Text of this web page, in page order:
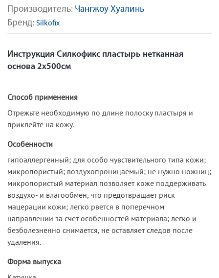
Производитель: Чангжоу Хуалинь
Бренд: Silkofix
Инструкция Силкофикс пластырь нетканная
основа 2x500см
Способ применения
Отрежьте необходимую по длине полоску пластыря и
приклейте на кожу.
Особенности
гипоаллергенный; для особо чувствительного типа кожи;
микропористый; воздухопроницаемый; не нужно ножниц;
микропористый материал позволяет коже поддерживать
воздухо- и влагообмен, что предотвращает риск
мацерации кожи; легко рвется в поперечном
направлении за счет особенностей материала; легко и
безболезненно снимается, не оставляет следов после
удаления.
Форма выпуска